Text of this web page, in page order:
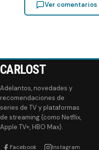
Ver comentarios
CARLOST
Adelantos, novedades y
recomendaciones de
series de TV y plataformas
de streaming (como Netflix,
Apple TV+, HBO Max).
Facebook Instagram